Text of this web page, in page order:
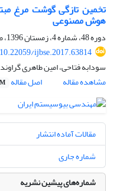
تخمین تازگی گوشت مرغ
هوش مصنوعی
دوره 48، شماره 4، زمستان 1396، صفحه
10.22059/ijbse.2017.63814
سودابه فتاحی، امین طاهری
مشاهده مقاله
اصل مقاله
مقالات آماده انتشار
شماره جاری
شماره‌های پیشین نشریه